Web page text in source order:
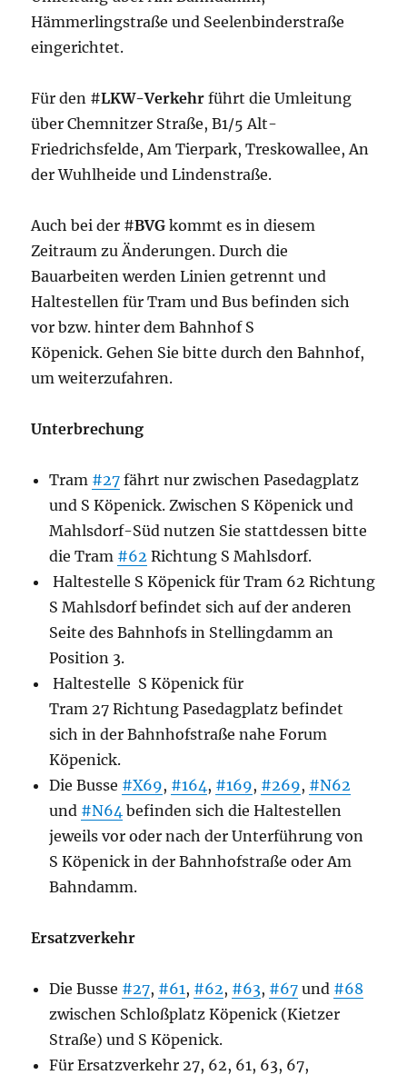
Hämmerlingstraße und Seelenbinderstraße
eingerichtet.
Für den #LKW-Verkehr führt die Umleitung
über Chemnitzer Straße, B1/5 Alt-
Friedrichsfelde, Am Tierpark, Treskowallee, An
der Wuhlheide und Lindenstraße.
Auch bei der #BVGkommt es in diesem
Zeitraum zu Änderungen. Durch die
Bauarbeiten werden Linien getrennt und
Haltestellen für Tram und Bus befinden sich
vor bzw. hinter dem Bahnhof S
Köpenick. Gehen Sie bitte durch den Bahnhof,
um weiterzufahren.
Unterbrechung
Tram #27 fährt nur zwischen Pasedagplatz
und S Köpenick. Zwischen S Köpenick und
Mahlsdorf-Süd nutzen Sie stattdessen bitte
die Tram #62 Richtung S Mahlsdorf.
Haltestelle S Köpenick für Tram 62 Richtung
S Mahlsdorf befindet sich auf der anderen
Seite des Bahnhofs in Stellingdamm an
Position 3.
Haltestelle S Köpenick für
Tram 27 Richtung Pasedagplatz befindet
sich in der Bahnhofstraße nahe Forum
Köpenick.
Die Busse #X69, #164 , #169, #269, #N62
und #N64 befinden sich die Haltestellen
jeweils vor oder nach der Unterführung von
S Köpenick in der Bahnhofstraße oder Am
Bahndamm.
Ersatzverkehr
Die Busse #27, #61 , #62, #63, #67 und #68
zwischen Schloßplatz Köpenick (Kietzer
Straße) und S Köpenick.
Für Ersatzverkehr 27, 62, 61, 63, 67,